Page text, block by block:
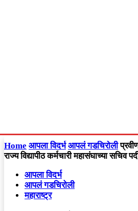
Home आपला विदर्भ आपलं गडचिरोली
राज्य विद्यापीठ कर्मचारी महासंघाच्या सचिव
आपला विदर्भ
आपलं गडचिरोली
महाराष्ट्र